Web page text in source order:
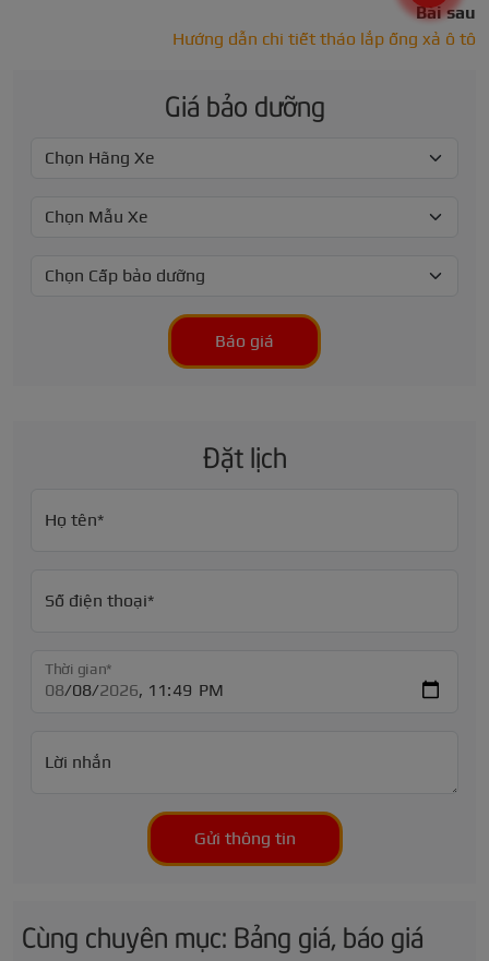
Bài sau
Hướng dẫn chi tiết tháo lắp ống xả ô tô
Giá bảo dưỡng
Báo giá
Đặt lịch
Họ tên*
Số điện thoại*
Thời gian*
Lời nhắn
Gửi thông tin
Cùng chuyên mục: Bảng giá, báo giá